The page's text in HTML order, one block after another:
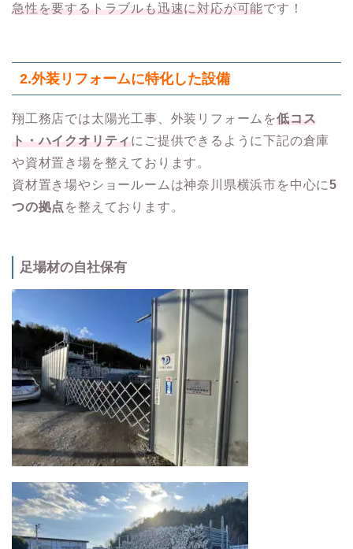
急性を要するトラブルも迅速に対応が可能です！
2.外装リフォームに特化した設備
翔工務店では太陽光工事、外装リフォームを低コス
ト・ハイクオリティ にご提供できるように下記の倉庫
や資材置き場を整えております。
資材置き場やショールームは神奈川県横浜市を中心に5
つの拠点 を整えております。
足場材の自社保有